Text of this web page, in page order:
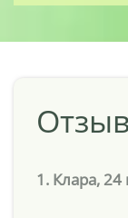
1. Клара, 24